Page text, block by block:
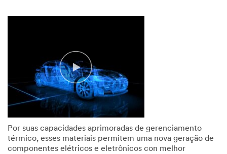
Por suas capacidades aprimoradas de gerenciamento
térmico, esses materiais permitem uma nova geração de
componentes elétricos e eletrônicos con melhor